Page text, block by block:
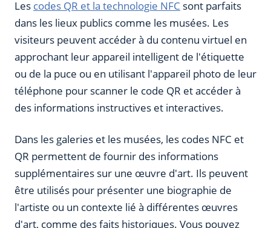
Les codes QR et la technologie NFC sont parfaits
dans les lieux publics comme les musées. Les
visiteurs peuvent accéder à du contenu virtuel en
approchant leur appareil intelligent de l'étiquette
ou de la puce ou en utilisant l'appareil photo de leur
téléphone pour scanner le code QR et accéder à
des informations instructives et interactives.
Dans les galeries et les musées, les codes NFC et
QR permettent de fournir des informations
supplémentaires sur une œuvre d'art. Ils peuvent
être utilisés pour présenter une biographie de
l'artiste ou un contexte lié à différentes œuvres
d'art, comme des faits historiques. Vous pouvez